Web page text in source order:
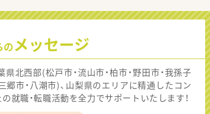
のメッセージ
県北西部(松戸市・流山市・柏市・野田市・我孫子
郷市・八潮市)、山梨県のエリアに精通したコン
就職・転職活動を全力でサポートいたします！